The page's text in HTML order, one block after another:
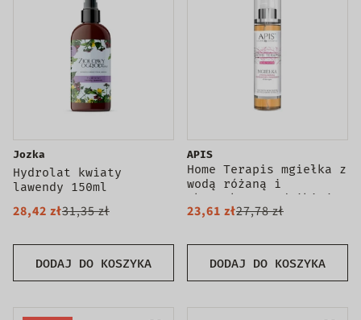
DODAJ DO KOSZYKA
Jozka
Hydrolat kwiaty
lawendy 150ml
28,42 zł31,35 zł
DODAJ DO KOSZYKA
APIS
Home Terapis mgiełka z
wodą różaną i
ekstraktem z dzikiej
róży 150ml
23,61 zł27,78 zł